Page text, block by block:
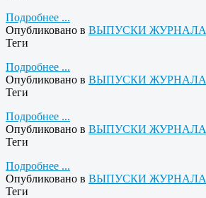
Подробнее ...
Опубликовано в ВЫПУСКИ ЖУРНАЛА
Теги
Подробнее ...
Опубликовано в ВЫПУСКИ ЖУРНАЛА
Теги
Подробнее ...
Опубликовано в ВЫПУСКИ ЖУРНАЛА
Теги
Подробнее ...
Опубликовано в ВЫПУСКИ ЖУРНАЛА
Теги